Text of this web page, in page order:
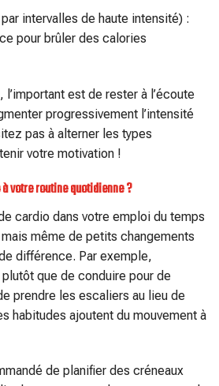
intervalles de haute intensité) :
pour brûler des calories
l’important est de rester à l’écoute
progressivement l’intensité
pas à alterner les types
votre motivation !
votre routine quotidienne ?
cardio dans votre emploi du temps
même de petits changements
différence. Par exemple,
que de conduire pour de
prendre les escaliers au lieu de
habitudes ajoutent du mouvement à
de planifier des créneaux